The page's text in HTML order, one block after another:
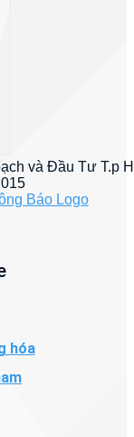
và Đầu Tư T.p
hóa